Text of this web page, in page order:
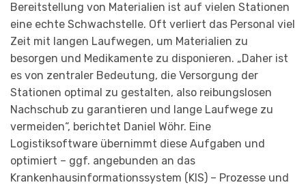
Bereitstellung von Materialien ist auf vielen Stationen
eine echte Schwachstelle. Oft verliert das Personal viel
Zeit mit langen Laufwegen, um Materialien zu
besorgen und Medikamente zu disponieren. „Daher ist
es von zentraler Bedeutung, die Versorgung der
Stationen optimal zu gestalten, also reibungslosen
Nachschub zu garantieren und lange Laufwege zu
vermeiden“, berichtet Daniel Wöhr. Eine
Logistiksoftware übernimmt diese Aufgaben und
optimiert – ggf. angebunden an das
Krankenhausinformationssystem (KIS) – Prozesse und